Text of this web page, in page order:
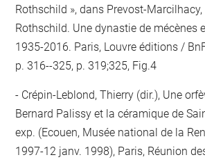
Rothschild », dans Prevost-Marcilhacy,
Rothschild. Une dynastie de mécènes
1935-2016. Paris, Louvre éditions /
p. 316--325, p. 319;325, Fig.4
Crépin-Leblond, Thierry (dir.), Une
Bernard Palissy et la céramique de
exp. (Ecouen, Musée national de la
1997-12 janv. 1998), Paris, Réunion